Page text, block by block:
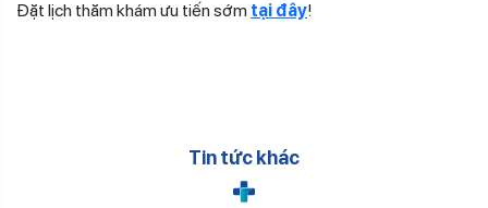
Đặt lịch thăm khám ưu tiến sớm tại đây!
Tin tức khác